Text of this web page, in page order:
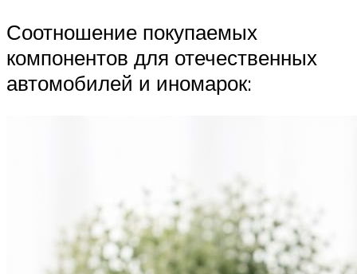
Соотношение покупаемых
компонентов для отечественных
автомобилей и иномарок: